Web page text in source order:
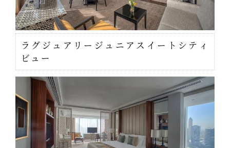
ラグジュアリージュニアスイートシティ
ビュー